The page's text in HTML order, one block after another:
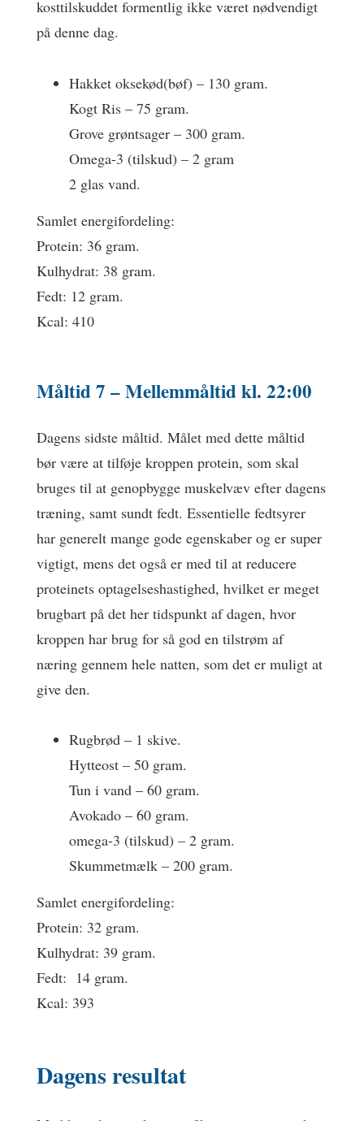
kosttilskuddet formentlig ikke været nødvendigt
på denne dag.
Hakket oksekød(bøf) – 130 gram.
Kogt Ris – 75 gram.
Grove grøntsager – 300 gram.
Omega-3 (tilskud) – 2 gram
2 glas vand.
Samlet energifordeling:
Protein: 36 gram.
Kulhydrat: 38 gram.
Fedt: 12 gram.
Kcal: 410
Måltid 7 –Mellemmåltidkl. 22:00
Dagens sidste måltid. Målet med dette måltid
bør være at tilføje kroppen protein, som skal
bruges til at genopbygge muskelvæv efter dagens
træning, samt sundt fedt. Essentielle fedtsyrer
har generelt mange gode egenskaber og er super
vigtigt, mens det også er med til at reducere
proteinets optagelseshastighed, hvilket er meget
brugbart på det her tidspunkt af dagen, hvor
kroppen har brug for så god en tilstrøm af
næring gennem hele natten, som det er muligt at
give den.
Rugbrød – 1 skive.
Hytteost – 50 gram.
Tun i vand – 60 gram.
Avokado – 60 gram.
omega-3 (tilskud) – 2 gram.
Skummetmælk – 200 gram.
Samlet energifordeling:
Protein: 32 gram.
Kulhydrat: 39 gram.
Fedt: 14 gram.
Kcal: 393
Dagens resultat